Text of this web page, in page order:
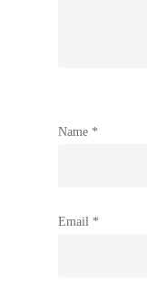
Name *
Email *